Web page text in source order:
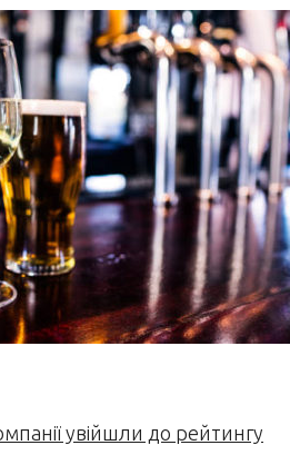
увійшли до рейтингу